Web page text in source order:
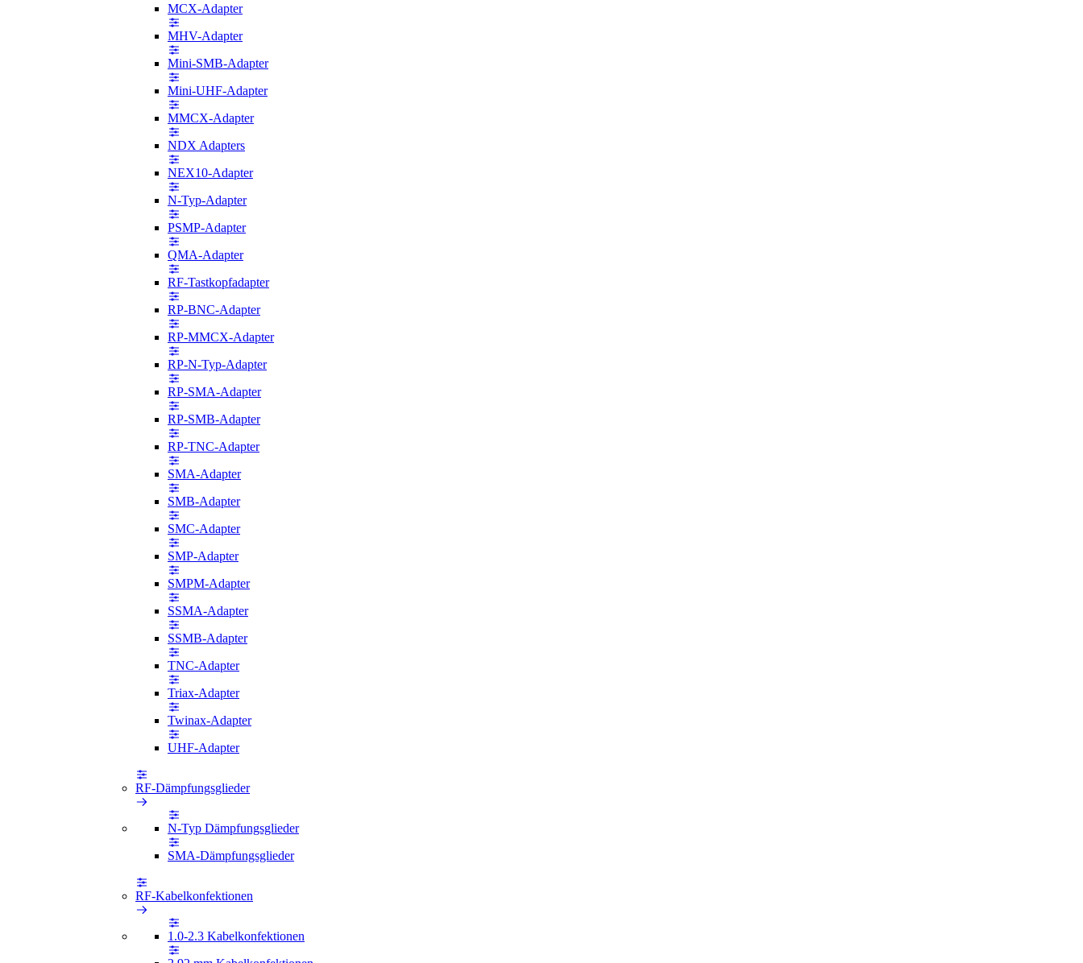
MCX-Adapter
MHV-Adapter
Mini-SMB-Adapter
Mini-UHF-Adapter
MMCX-Adapter
NDX Adapters
NEX10-Adapter
N-Typ-Adapter
PSMP-Adapter
QMA-Adapter
RF-Tastkopfadapter
RP-BNC-Adapter
RP-MMCX-Adapter
RP-N-Typ-Adapter
RP-SMA-Adapter
RP-SMB-Adapter
RP-TNC-Adapter
SMA-Adapter
SMB-Adapter
SMC-Adapter
SMP-Adapter
SMPM-Adapter
SSMA-Adapter
SSMB-Adapter
TNC-Adapter
Triax-Adapter
Twinax-Adapter
UHF-Adapter
RF-Dämpfungsglieder
N-Typ Dämpfungsglieder
SMA-Dämpfungsglieder
RF-Kabelkonfektionen
1.0-2.3 Kabelkonfektionen